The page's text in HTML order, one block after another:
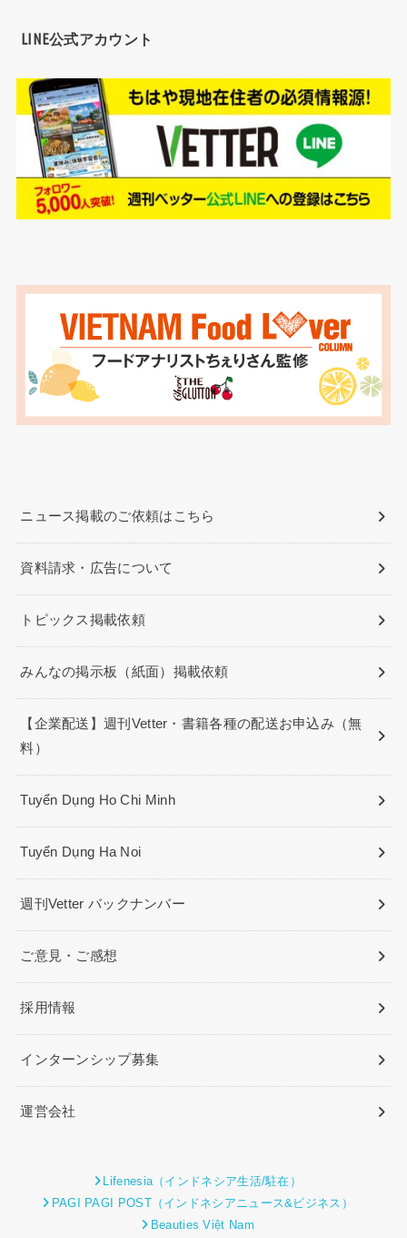
LINE公式アカウント
ニュース掲載のご依頼はこちら
資料請求・広告について
トピックス掲載依頼
みんなの掲示板（紙面）掲載依頼
【企業配送】週刊Vetter・書籍各種の配送お申込み（無
料）
Tuyển Dụng Ho Chi Minh
Tuyển Dụng Ha Noi
週刊Vetter バックナンバー
ご意見・ご感想
採用情報
インターンシップ募集
運営会社
Lifenesia（インドネシア生活/駐在）
PAGI PAGI POST（インドネシアニュース&ビジネス）
Beauties Việt Nam